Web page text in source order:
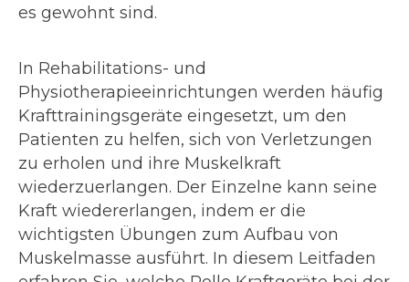
es gewohnt sind.
In Rehabilitations- und
Physiotherapieeinrichtungen werden häufig
Krafttrainingsgeräte eingesetzt, um den
Patienten zu helfen, sich von Verletzungen
zu erholen und ihre Muskelkraft
wiederzuerlangen. Der Einzelne kann seine
Kraft wiedererlangen, indem er die
wichtigsten Übungen zum Aufbau von
Muskelmasse ausführt. In diesem Leitfaden